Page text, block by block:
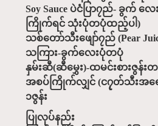
Soy Sauce ပဲငံပြာ၇ည်- ခွက်
ကြိုက်ရင် သုံးပုံတပုံထည့်ပါ)
သစ်တော်သီးဖျော်၇ည် (Pear
သကြား-ခွက်လေးပုံတပုံ
နှမ်းဆီ(ဆီမွှေး)-ထမင်းစားဇွန်းတ
အစပ်ကြိုက်လျှင် (င၇ုတ်သီးအရေ
၁ဇွန်း
ပြုလုပ်နည်း